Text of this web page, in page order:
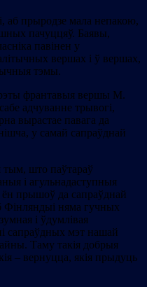
аб прыродзе мала непакою,
пачуццяў. Баявы,
павінен у
вершах і ў вершах,
тэмы.
франтавыя вершы М.
адчуванне трывогі,
вырастае павага да
у самай сапраўднай
тым, што паўтараў
і агульнадаступныя
прышоў да сапраўднай
Фінляндыі няма гучных
і ўдумлівая
сапраўдных мэт нашай
Таму такія добрыя
– вернуцца, якія прыдуць